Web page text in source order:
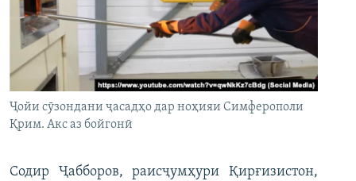
Ҷойи сӯзондани ҷасадҳо дар ноҳияи Симферополи
Қрим. Акс аз бойгонӣ
Содир Ҷабборов, раисҷумҳури Қирғизистон,